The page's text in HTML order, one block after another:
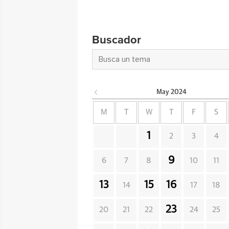
Buscador
May 2024
M W F S
1 2 3 4
6 7 8 9 10 11
13 14 15 16 17 18
20 21 22 23 24 25